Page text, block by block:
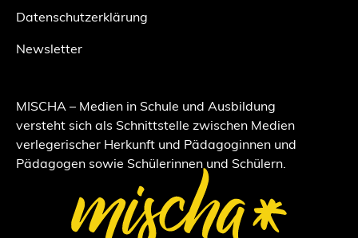
Datenschutzerklärung
Newsletter
MISCHA – Medien in Schule und Ausbildung
versteht sich als Schnittstelle zwischen Medien
verlegerischer Herkunft und Pädagoginnen und
Pädagogen sowie Schülerinnen und Schülern.